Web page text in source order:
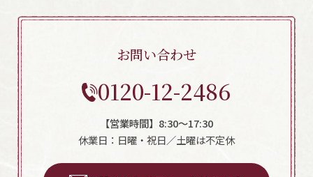
お問い合わせ
0120-12-2486
【営業時間】8:30～17:30
休業日：日曜・祝日／土曜は不定休